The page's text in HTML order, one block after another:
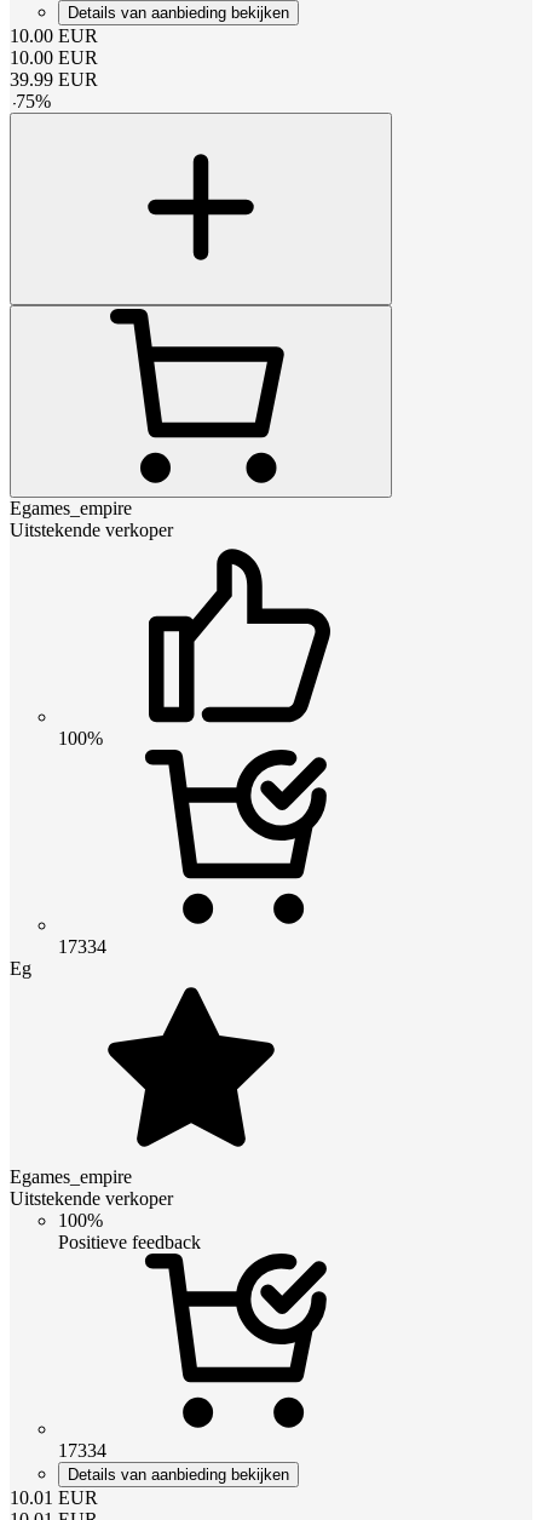
Details van aanbieding bekijken
10.00 EUR
10.00 EUR
39.99 EUR
-75%
Egames_empire
Uitstekende verkoper
100%
17334
Eg
Egames_empire
Uitstekende verkoper
100%
Positieve feedback
17334
Details van aanbieding bekijken
10.01 EUR